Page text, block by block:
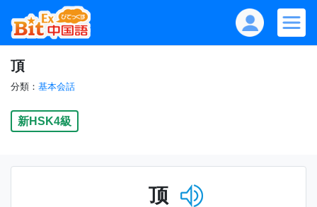
頂
分類： 基本会話
新HSK4級
顶